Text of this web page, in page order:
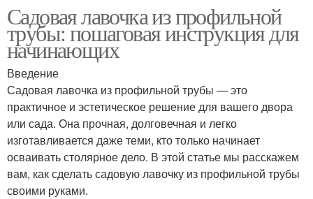
Садовая лавочка из профильной
трубы: пошаговая инструкция для
начинающих
Введение
Садовая лавочка из профильной трубы — это
практичное и эстетическое решение для вашего двора
или сада. Она прочная, долговечная и легко
изготавливается даже теми, кто только начинает
осваивать столярное дело. В этой статье мы расскажем
вам, как сделать садовую лавочку из профильной трубы
своими руками.